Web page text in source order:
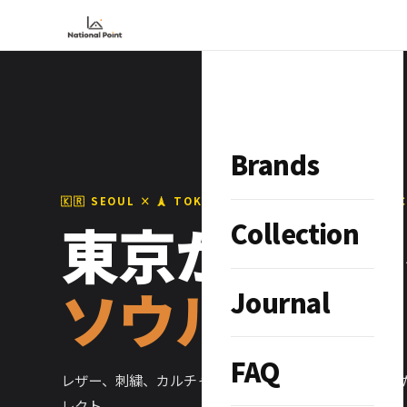
Brands
Collection
Journal
FAQ
🇰🇷 SEOUL × 🗼 TOKYO — STREET CULTURE
東京から伝
ソウルの感性
レザー、刺繍、カルチャー。ソウルと東京をつなぐ、